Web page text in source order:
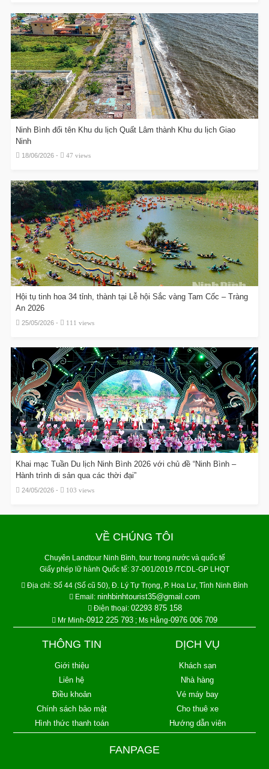
Ninh Bình đổi tên Khu du lịch Quất Lâm thành Khu du lịch Giao
Ninh
18/06/2026 - 47 views
Hội tụ tinh hoa 34 tỉnh, thành tại Lễ hội Sắc vàng Tam Cốc – Tràng
An 2026
25/05/2026 - 111 views
Khai mạc Tuần Du lịch Ninh Bình 2026 với chủ đề “Ninh Bình –
Hành trình di sản qua các thời đại”
24/05/2026 - 103 views
VỀ CHÚNG TÔI
Chuyên Landtour Ninh Bình, tour trong nước và quốc tế
Giấy phép lữ hành Quốc tế: 37-001/2019 /TCDL-GP LHQT
Địa chỉ: Số 44 (Số cũ 50), Đ. Lý Tự Trọng, P. Hoa Lư, Tỉnh Ninh Bình
Email: ninhbinhtourist35@gmail.com
Điện thoại: 02293 875 158
Mr Minh-0912 225 793 ; Ms Hằng-0976 006 709
THÔNG TIN
Giới thiệu
Liên hệ
Điều khoản
Chính sách bảo mật
Hình thức thanh toán
DỊCH VỤ
Khách sạn
Nhà hàng
Vé máy bay
Cho thuê xe
Hướng dẫn viên
FANPAGE